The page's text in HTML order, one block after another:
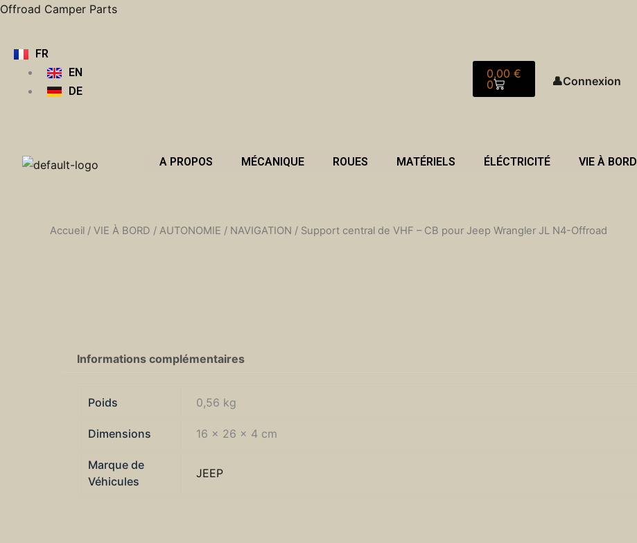
Aller
Offroad Camper Parts
FR
EN
DE
0,00 €
0
Panier
👤Connexion
A PROPOS MÉCANIQUE ROUES MATÉRIELS ÉLÉCTRICITÉ VIE À BORD
Accueil / VIE À BORD / AUTONOMIE / NAVIGATION / Support central de VHF – CB pour Jeep Wrangler JL N4-Offroad
Informations complémentaires
Poids 0,56 kg
Dimensions 16 × 26 × 4 cm
Marque de
Véhicules
JEEP